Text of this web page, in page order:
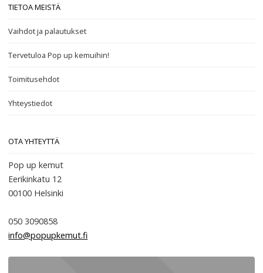
TIETOA MEISTÄ
Vaihdot ja palautukset
Tervetuloa Pop up kemuihin!
Toimitusehdot
Yhteystiedot
OTA YHTEYTTÄ
Pop up kemut
Eerikinkatu 12
00100 Helsinki
050 3090858
info@popupkemut.fi